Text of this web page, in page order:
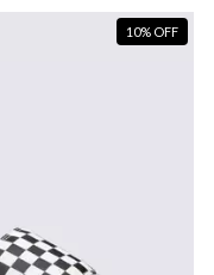
10% OFF